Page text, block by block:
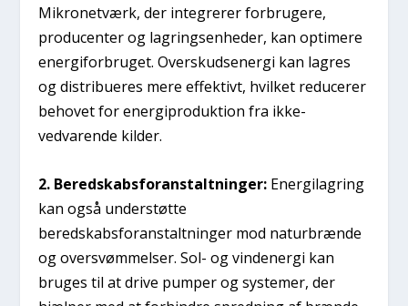
Mikronetværk, der integrerer forbrugere,
producenter og lagringsenheder, kan optimere
energiforbruget. Overskudsenergi kan lagres
og distribueres mere effektivt, hvilket reducerer
behovet for energiproduktion fra ikke-
vedvarende kilder.
2. Beredskabsforanstaltninger: Energilagring
kan også understøtte
beredskabsforanstaltninger mod naturbrænde
og oversvømmelser. Sol- og vindenergi kan
bruges til at drive pumper og systemer, der